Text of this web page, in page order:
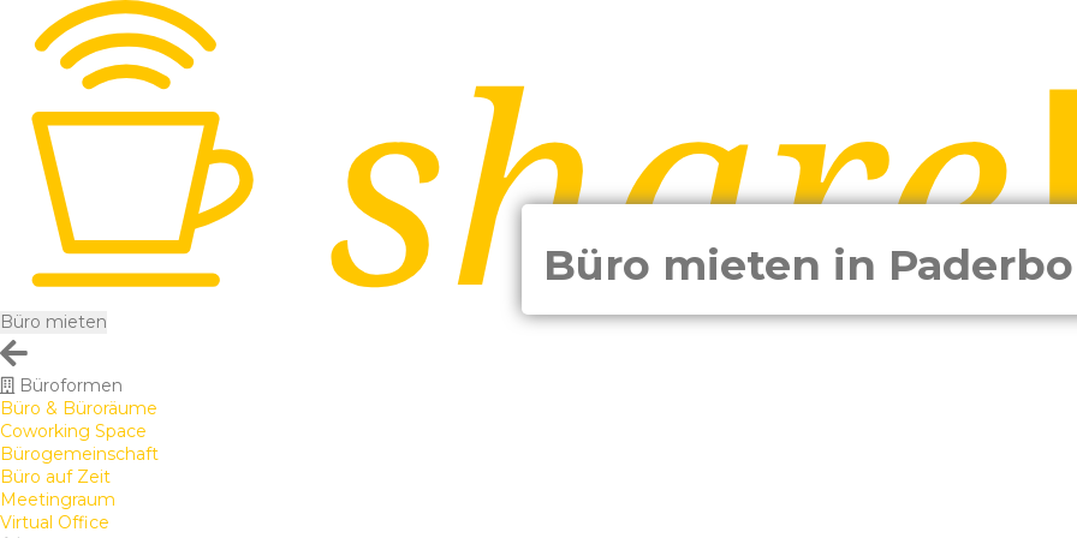
Büro mieten
Büroformen
Büro & Büroräume
Coworking Space
Bürogemeinschaft
Büro auf Zeit
Meetingraum
Virtual Office
Büro mieten in